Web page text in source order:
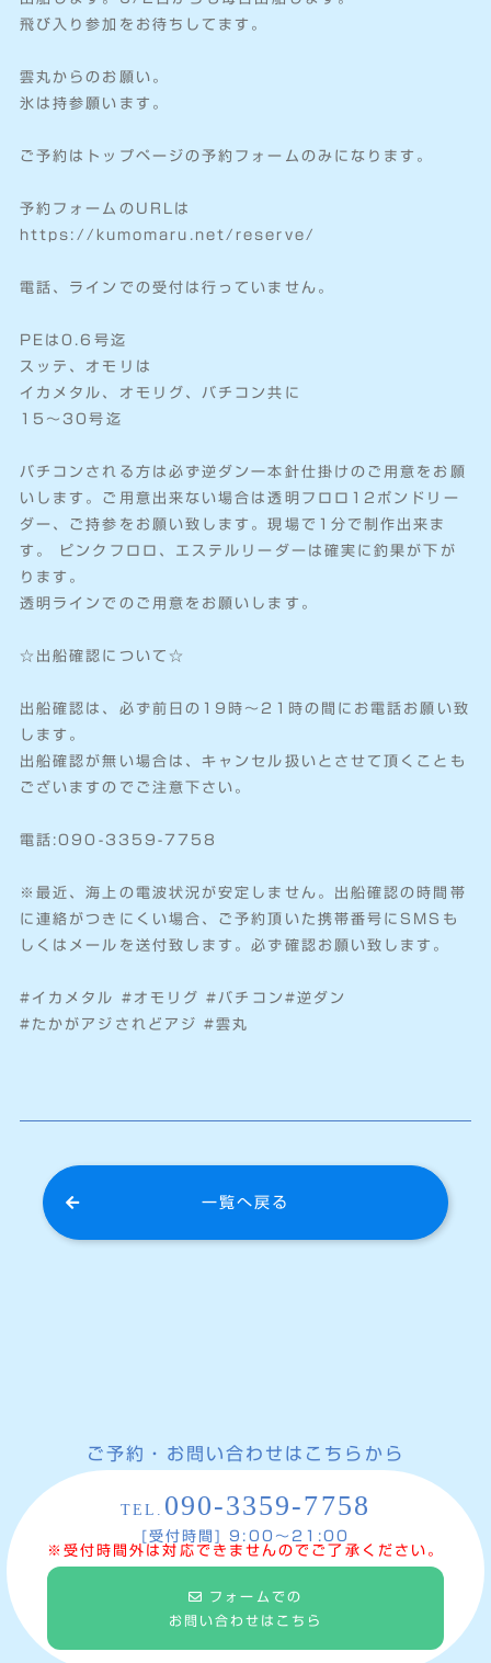
飛び入り参加をお待ちしてます。
雲丸からのお願い。
氷は持参願います。
ご予約はトップページの予約フォームのみになります。
予約フォームのURLは
https://kumomaru.net/reserve/
電話、ラインでの受付は行っていません。
PEは0.6号迄
スッテ、オモリは
イカメタル、オモリグ、バチコン共に
15〜30号迄
バチコンされる方は必ず逆ダン一本針仕掛けのご用意をお願
いします。ご用意出来ない場合は透明フロロ12ポンドリー
ダー、ご持参をお願い致します。現場で1分で制作出来ま
す。 ピンクフロロ、エステルリーダーは確実に釣果が下が
ります。
透明ラインでのご用意をお願いします。
☆出船確認について☆
出船確認は、必ず前日の19時～21時の間にお電話お願い致
します。
出船確認が無い場合は、キャンセル扱いとさせて頂くことも
ございますのでご注意下さい。
電話:090-3359-7758
※最近、海上の電波状況が安定しません。出船確認の時間帯
に連絡がつきにくい場合、ご予約頂いた携帯番号にSMSも
しくはメールを送付致します。必ず確認お願い致します。
#イカメタル #オモリグ #バチコン#逆ダン
#たかがアジされどアジ #雲丸
一覧へ戻る
ご予約・お問い合わせはこちらから
TEL. 090-3359-7758
[受付時間] 9:00〜21:00
※受付時間外は対応できませんのでご了承ください。
フォームでの
お問い合わせはこちら